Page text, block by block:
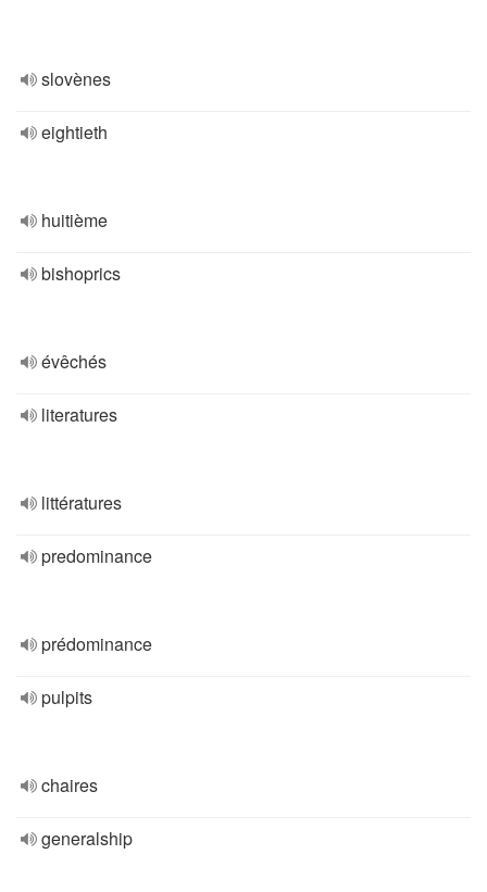
slovènes
eightieth
huitième
bishoprics
évêchés
literatures
littératures
predominance
prédominance
pulpits
chaires
generalship